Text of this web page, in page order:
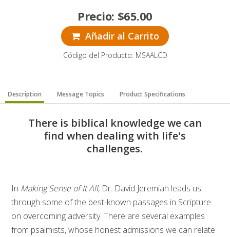
Precio: $65.00
Añadir al Carrito
Código del Producto: MSAALCD
Description Message Topics Product Specifications
There is biblical knowledge we can
find when dealing with life's
challenges.
In Making Sense of It All, Dr. David Jeremiah leads us
through some of the best-known passages in Scripture
on overcoming adversity. There are several examples
from psalmists, whose honest admissions we can relate